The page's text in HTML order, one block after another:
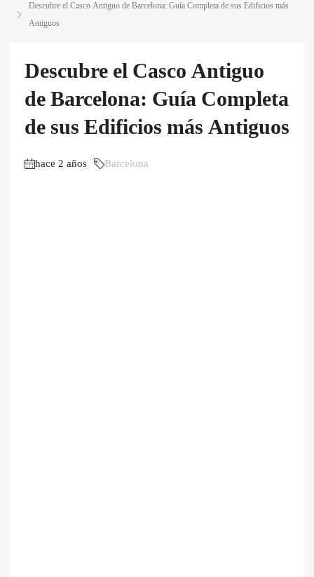
Descubre el Casco Antiguo de Barcelona: Guía Completa de sus Edificios más
Antiguos
Descubre el Casco Antiguo
de Barcelona: Guía Completa
de sus Edificios más Antiguos
hace 2 años Barcelona